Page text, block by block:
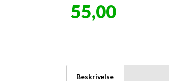
55,00
Beskrivelse